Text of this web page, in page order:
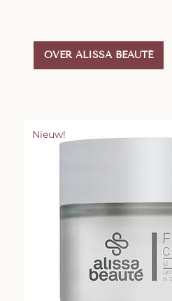
OVER ALISSA BEAUTÉ
Nieuw!